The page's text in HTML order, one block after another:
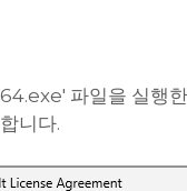
파일을 실행
니다.